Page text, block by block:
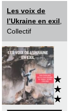
Les voix de
l’Ukraine en exil
Collectif